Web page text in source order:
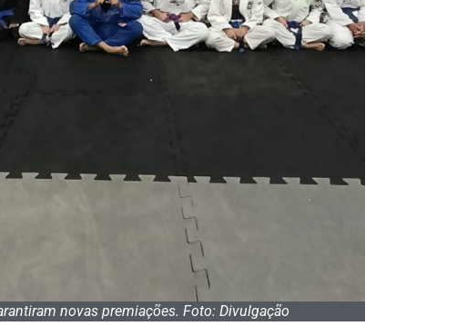
novas premiações. Foto: Divulgação